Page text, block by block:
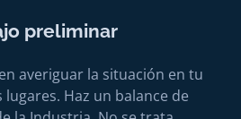
preliminar
averiguar la situación en tu
lugares. Haz un balance de